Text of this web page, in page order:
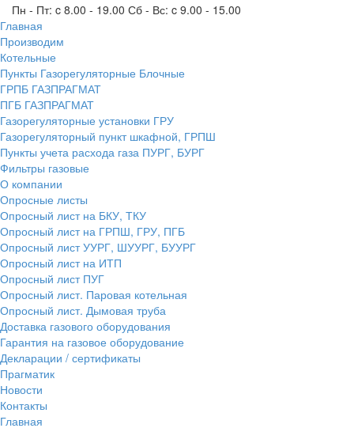
Пн - Пт: c 8.00 - 19.00 Сб - Вс: c 9.00 - 15.00
Главная
Производим
Котельные
Пункты Газорегуляторные Блочные
ГРПБ ГАЗПРАГМАТ
ПГБ ГАЗПРАГМАТ
Газорегуляторные установки ГРУ
Газорегуляторный пункт шкафной, ГРПШ
Пункты учета расхода газа ПУРГ, БУРГ
Фильтры газовые
О компании
Опросные листы
Опросный лист на БКУ, ТКУ
Опросный лист на ГРПШ, ГРУ, ПГБ
Опросный лист УУРГ, ШУУРГ, БУУРГ
Опросный лист на ИТП
Опросный лист ПУГ
Опросный лист. Паровая котельная
Опросный лист. Дымовая труба
Доставка газового оборудования
Гарантия на газовое оборудование
Декларации / сертификаты
Прагматик
Новости
Контакты
Главная